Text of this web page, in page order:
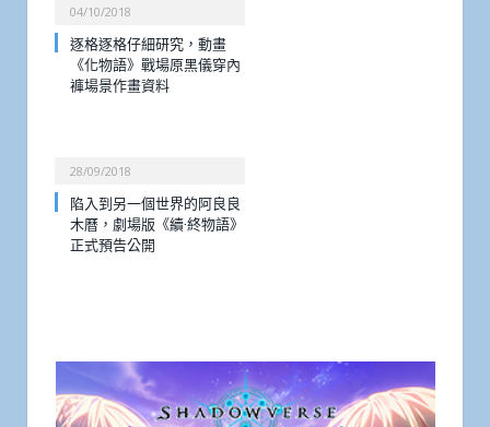
04/10/2018
逐格逐格仔細研究，動畫
《化物語》戰場原黑儀穿內
褲場景作畫資料
28/09/2018
陷入到另一個世界的阿良良
木曆，劇場版《續·終物語》
正式預告公開